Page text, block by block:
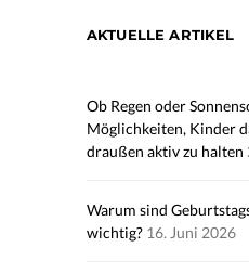
AKTUELLE ARTIKEL
Ob Regen oder
Möglichkeiten, Kinder
draußen aktiv zu halten
Warum sind
wichtig? 16. Juni 2026